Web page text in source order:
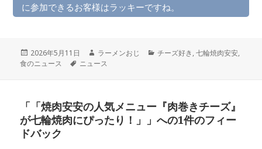
に参加できるお客様はラッキーですね。
投
稿
2026年5月11日
作
成
ラーメンおじ
カ
チーズ好き,七輪焼肉安安,
食のニュース
タ
ニュース
「「焼肉安安の人気メニュー『肉巻きチーズ』
が七輪焼肉にぴったり！」」への1件のフィー
ドバック